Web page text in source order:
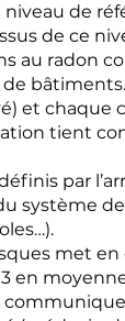
niveau de
de ce
au radon
et
tient
par
système
met
en